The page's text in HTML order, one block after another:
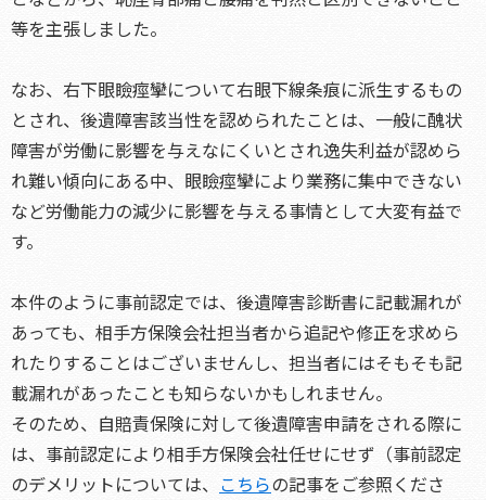
等を主張しました。
なお、右下眼瞼痙攣について右眼下線条痕に派生するもの
とされ、後遺障害該当性を認められたことは、一般に醜状
障害が労働に影響を与えなにくいとされ逸失利益が認めら
れ難い傾向にある中、眼瞼痙攣により業務に集中できない
など労働能力の減少に影響を与える事情として大変有益で
す。
本件のように事前認定では、後遺障害診断書に記載漏れが
あっても、相手方保険会社担当者から追記や修正を求めら
れたりすることはございませんし、担当者にはそもそも記
載漏れがあったことも知らないかもしれません。
そのため、自賠責保険に対して後遺障害申請をされる際に
は、事前認定により相手方保険会社任せにせず（事前認定
のデメリットについては、 こちらの記事をご参照くださ